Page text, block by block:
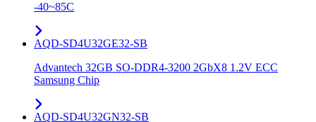
-40~85C
AQD-SD4U32GE32-SB
Advantech 32GB SO-DDR4-3200 2GbX8 1.2V ECC
Samsung Chip
AQD-SD4U32GN32-SB